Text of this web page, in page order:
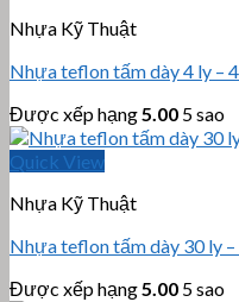
Nhựa Kỹ Thuật
Nhựa teflon tấm dày 4 ly –
Được xếp hạng 5.00 5 sao
Quick View
Nhựa Kỹ Thuật
Nhựa teflon tấm dày 30 ly
Được xếp hạng 5.00 5 sao